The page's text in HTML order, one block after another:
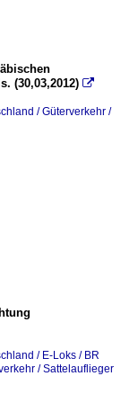
(30,03,2012) 
/ Güterverkehr /
/ E-Loks / BR
/ Sattelauflieger